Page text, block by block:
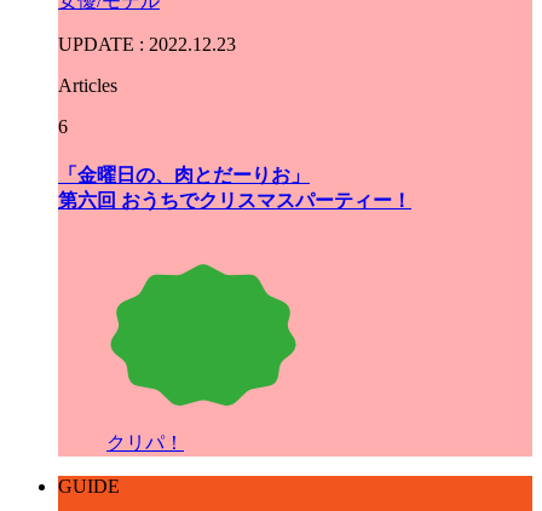
UPDATE : 2022.12.23
Articles
6
「金曜日の、肉とだーりお」
第六回 おうちでクリスマスパーティー！
クリパ！
GUIDE